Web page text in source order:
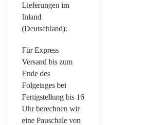
Lieferungen im
Inland
(Deutschland):
Für Express
Versand bis zum
Ende des
Folgetages bei
Fertigstellung bis 16
Uhr berechnen wir
eine Pauschale von